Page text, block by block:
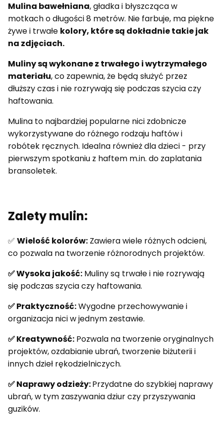
Mulina bawełniana, gładka i błyszcząca w
motkach o długości 8 metrów. Nie farbuje, ma piękne
żywe i trwałe kolory, które są dokładnie takie jak
na zdjęciach.
Muliny są wykonane z trwałego i wytrzymałego
materiału, co zapewnia, że będą służyć przez
dłuższy czas i nie rozrywają się podczas szycia czy
haftowania.
Mulina to najbardziej popularne nici zdobnicze
wykorzystywane do różnego rodzaju haftów i
robótek ręcznych. Idealna również dla dzieci - przy
pierwszym spotkaniu z haftem m.in. do zaplatania
bransoletek.
Zalety mulin:
✅ Wielość kolorów: Zawiera wiele różnych odcieni,
co pozwala na tworzenie różnorodnych projektów.
✅ Wysoka jakość: Muliny są trwałe i nie rozrywają
się podczas szycia czy haftowania.
✅ Praktyczność:Wygodne przechowywanie i
organizacja nici w jednym zestawie.
✅ Kreatywność: Pozwala na tworzenie oryginalnych
projektów, ozdabianie ubrań, tworzenie biżuterii i
innych dzieł rękodzielniczych.
✅ Naprawy odzieży:Przydatne do szybkiej naprawy
ubrań, w tym zaszywania dziur czy przyszywania
guzików.